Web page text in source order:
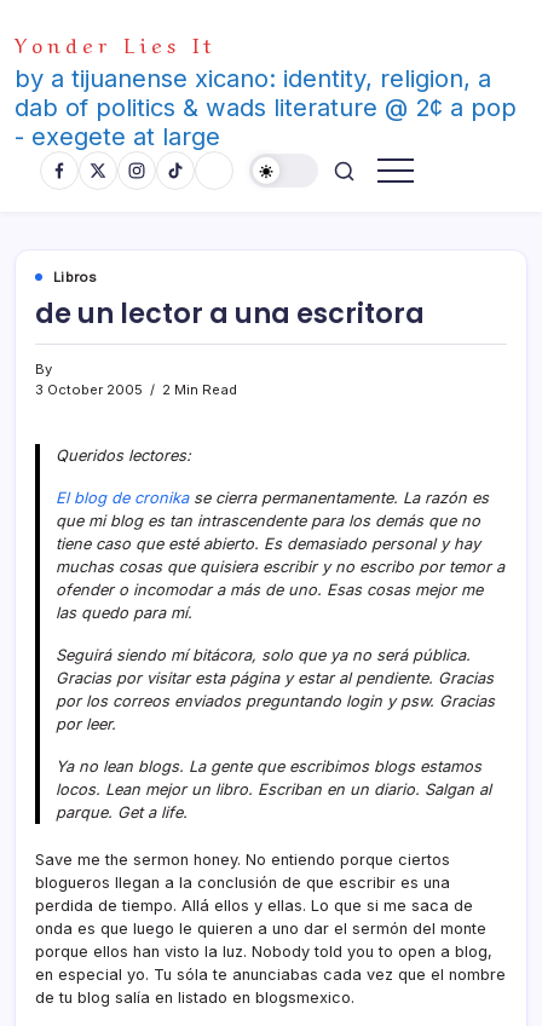
to
content
Yonder Lies It
by a tijuanense xicano: identity, religion, a
dab of politics & wads literature @ 2¢ a pop
- exegete at large
Libros
de un lector a una escritora
By
3 October 2005
2 Min Read
Queridos lectores:
El blog de cronikase cierra permanentamente. La razón es
que mi blog es tan intrascendente para los demás que no
tiene caso que esté abierto. Es demasiado personal y hay
muchas cosas que quisiera escribir y no escribo por temor a
ofender o incomodar a más de uno. Esas cosas mejor me
las quedo para mí­.
Seguirá siendo mí­ bitácora, solo que ya no será pública.
Gracias por visitar esta página y estar al pendiente. Gracias
por los correos enviados preguntando login y psw. Gracias
por leer.
Ya no lean blogs. La gente que escribimos blogs estamos
locos. Lean mejor un libro. Escriban en un diario. Salgan al
parque. Get a life.
Save me the sermon honey. No entiendo porque ciertos
blogueros llegan a la conclusión de que escribir es una
perdida de tiempo. Allá ellos y ellas. Lo que si me saca de
onda es que luego le quieren a uno dar el sermón del monte
porque ellos han visto la luz. Nobody told you to open a blog,
en especial yo. Tu sóla te anunciabas cada vez que el nombre
de tu blog salí­a en listado en blogsmexico.